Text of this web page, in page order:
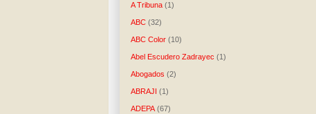
A Tribuna (1)
ABC (32)
ABC Color (10)
Abel Escudero Zadrayec (1)
Abogados (2)
ABRAJI (1)
ADEPA (67)